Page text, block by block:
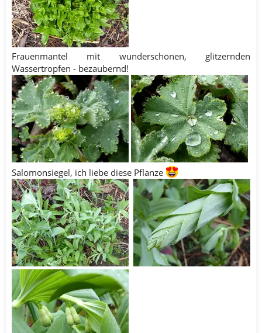
Frauenmantel mit wunderschönen, glitzernden
Wassertropfen - bezaubernd!
Salomonsiegel, ich liebe diese Pflanze